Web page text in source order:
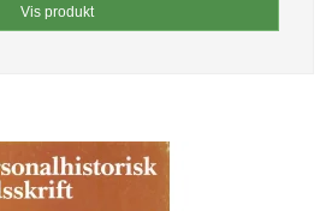
Vis produkt